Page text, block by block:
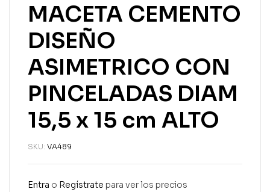
MACETA CEMENTO
DISEÑO
ASIMETRICO CON
PINCELADAS DIAM
15,5 x 15 cm ALTO
SKU: VA489
Entra o Regístrate para ver los precios